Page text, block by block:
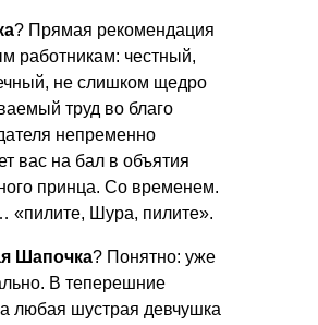
? Прямая рекомендация
работникам: честный,
не слишком щедро
труд во благо
непременно
вас на бал в объятия
принца. Со временем.
«пилите, Шура, пилите».
Шапочка? Понятно: уже
В теперешние
любая шустрая девчушка